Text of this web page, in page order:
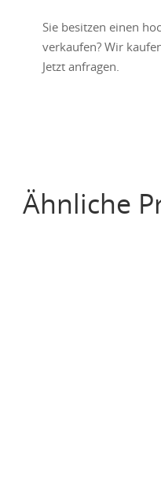
Sie besitzen einen
verkaufen? Wir
Jetzt anfragen.
Ähnliche